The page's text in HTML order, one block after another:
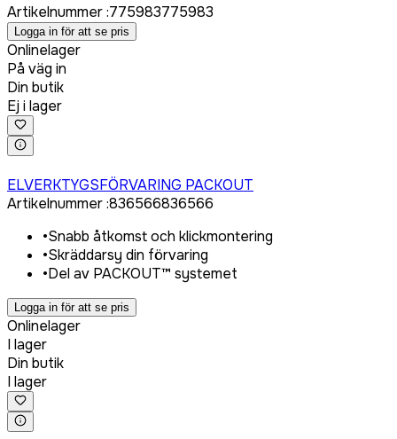
Artikelnummer:775983775983
Logga in för att se pris
Onlinelager
På väg in
Din butik
Ej i lager
ELVERKTYGSFÖRVARING PACKOUT
Artikelnummer:836566836566
•Snabb åtkomst och klickmontering
•Skräddarsy din förvaring
•Del av PACKOUT™ systemet
Logga in för att se pris
Onlinelager
I lager
Din butik
I lager